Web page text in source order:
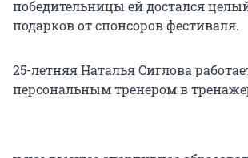
победительницы ей достался
подарков от спонсоров фестиваля.
25-летняя Наталья Сиглова
персональным тренером в